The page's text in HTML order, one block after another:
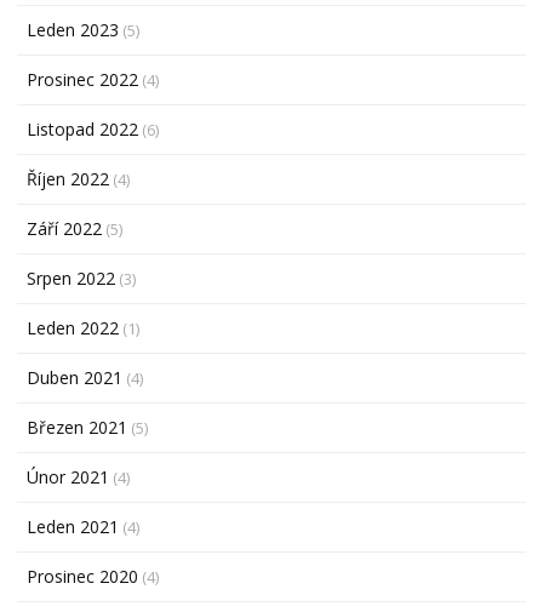
Leden 2023 (5)
Prosinec 2022 (4)
Listopad 2022 (6)
Říjen 2022 (4)
Září 2022 (5)
Srpen 2022 (3)
Leden 2022 (1)
Duben 2021 (4)
Březen 2021 (5)
Únor 2021 (4)
Leden 2021 (4)
Prosinec 2020 (4)